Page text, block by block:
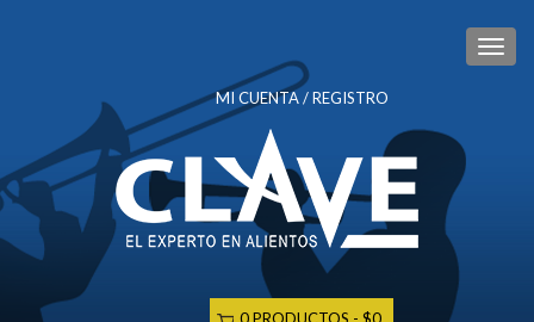
MI CUENTA / REGISTRO
0 PRODUCTOS $0